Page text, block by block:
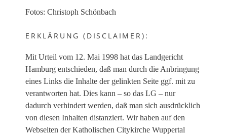
Fotos: Christoph Schönbach
ERKLÄRUNG (DISCLAIMER):
Mit Urteil vom 12. Mai 1998 hat das Landgericht
Hamburg entschieden, daß man durch die Anbringung
eines Links die Inhalte der gelinkten Seite ggf. mit zu
verantworten hat. Dies kann – so das LG – nur
dadurch verhindert werden, daß man sich ausdrücklich
von diesen Inhalten distanziert. Wir haben auf den
Webseiten der Katholischen Citykirche Wuppertal